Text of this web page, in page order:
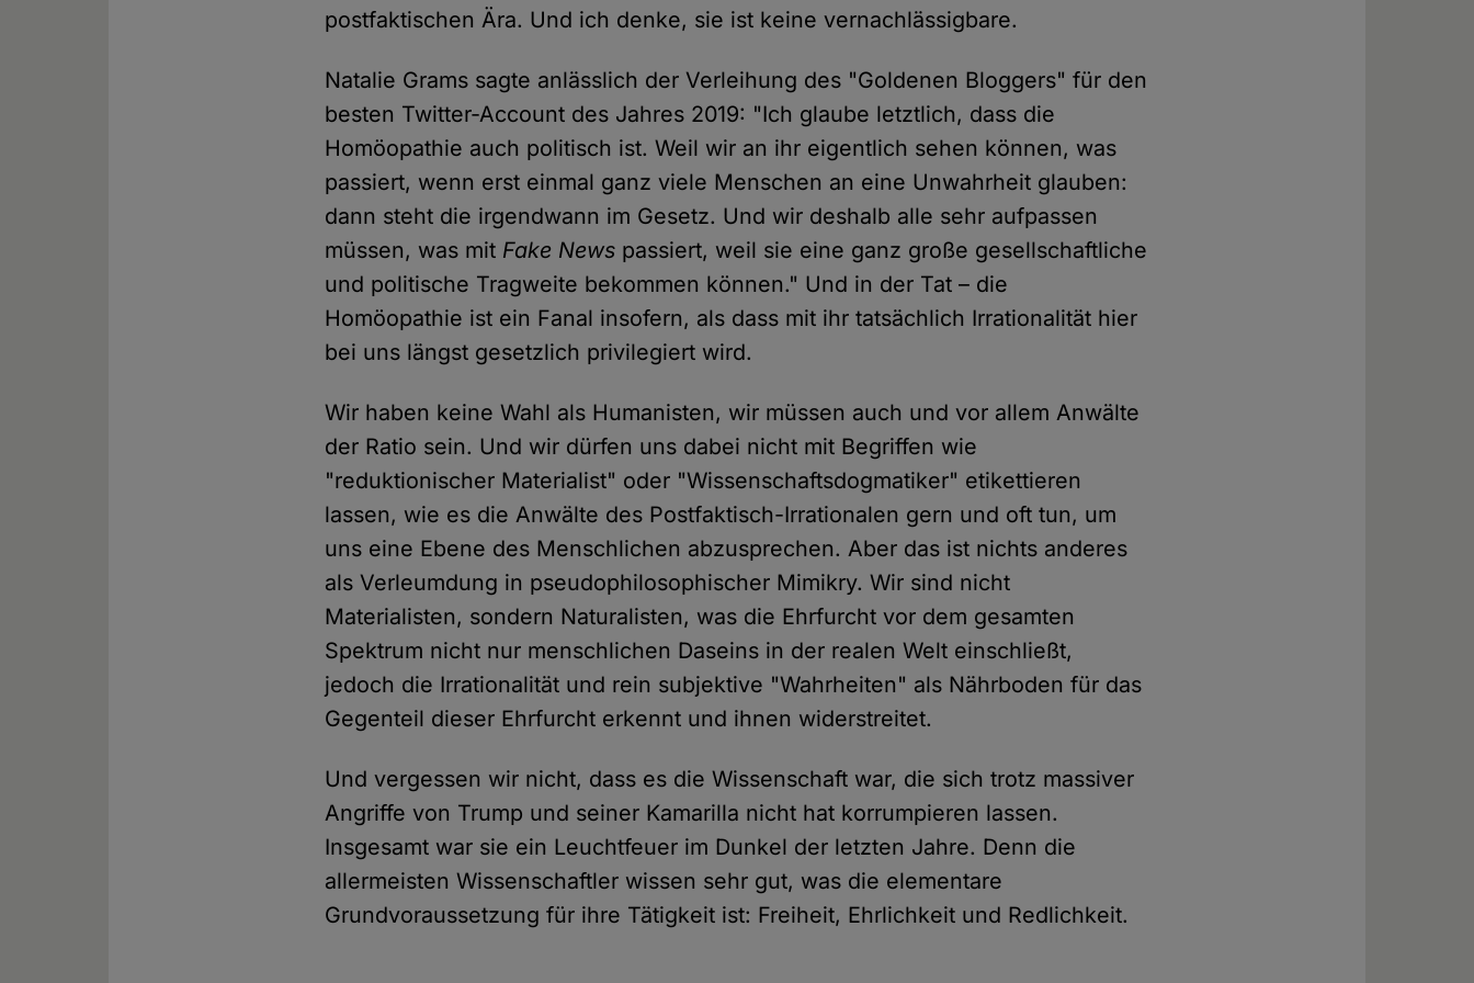
postfaktischen Ära. Und ich denke, sie ist keine vernachlässigbare.
Natalie Grams sagte anlässlich der Verleihung des "Goldenen Bloggers" für den
besten Twitter-Account des Jahres 2019: "Ich glaube letztlich, dass die
Homöopathie auch politisch ist. Weil wir an ihr eigentlich sehen können, was
passiert, wenn erst einmal ganz viele Menschen an eine Unwahrheit glauben:
dann steht die irgendwann im Gesetz. Und wir deshalb alle sehr aufpassen
müssen, was mit Fake News passiert, weil sie eine ganz große gesellschaftliche
und politische Tragweite bekommen können." Und in der Tat – die
Homöopathie ist ein Fanal insofern, als dass mit ihr tatsächlich Irrationalität hier
bei uns längst gesetzlich privilegiert wird.
Wir haben keine Wahl als Humanisten, wir müssen auch und vor allem Anwälte
der Ratio sein. Und wir dürfen uns dabei nicht mit Begriffen wie
"reduktionischer Materialist" oder "Wissenschaftsdogmatiker" etikettieren
lassen, wie es die Anwälte des Postfaktisch-Irrationalen gern und oft tun, um
uns eine Ebene des Menschlichen abzusprechen. Aber das ist nichts anderes
als Verleumdung in pseudophilosophischer Mimikry. Wir sind nicht
Materialisten, sondern Naturalisten, was die Ehrfurcht vor dem gesamten
Spektrum nicht nur menschlichen Daseins in der realen Welt einschließt,
jedoch die Irrationalität und rein subjektive "Wahrheiten" als Nährboden für das
Gegenteil dieser Ehrfurcht erkennt und ihnen widerstreitet.
Und vergessen wir nicht, dass es die Wissenschaft war, die sich trotz massiver
Angriffe von Trump und seiner Kamarilla nicht hat korrumpieren lassen.
Insgesamt war sie ein Leuchtfeuer im Dunkel der letzten Jahre. Denn die
allermeisten Wissenschaftler wissen sehr gut, was die elementare
Grundvoraussetzung für ihre Tätigkeit ist: Freiheit, Ehrlichkeit und Redlichkeit.